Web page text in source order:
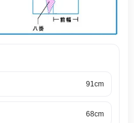
91cm
68cm